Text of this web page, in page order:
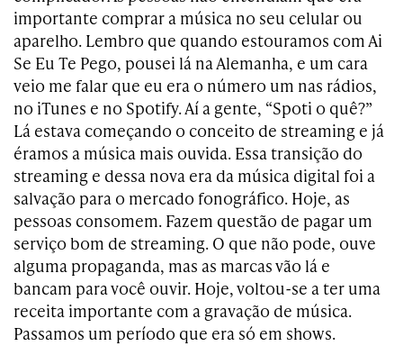
importante comprar a música no seu celular ou
aparelho. Lembro que quando estouramos com Ai
Se Eu Te Pego, pousei lá na Alemanha, e um cara
veio me falar que eu era o número um nas rádios,
no iTunes e no Spotify. Aí a gente, “Spoti o quê?”
Lá estava começando o conceito de streaming e já
éramos a música mais ouvida. Essa transição do
streaming e dessa nova era da música digital foi a
salvação para o mercado fonográfico. Hoje, as
pessoas consomem. Fazem questão de pagar um
serviço bom de streaming. O que não pode, ouve
alguma propaganda, mas as marcas vão lá e
bancam para você ouvir. Hoje, voltou-se a ter uma
receita importante com a gravação de música.
Passamos um período que era só em shows.